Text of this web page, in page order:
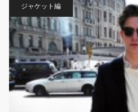
ジャケット編